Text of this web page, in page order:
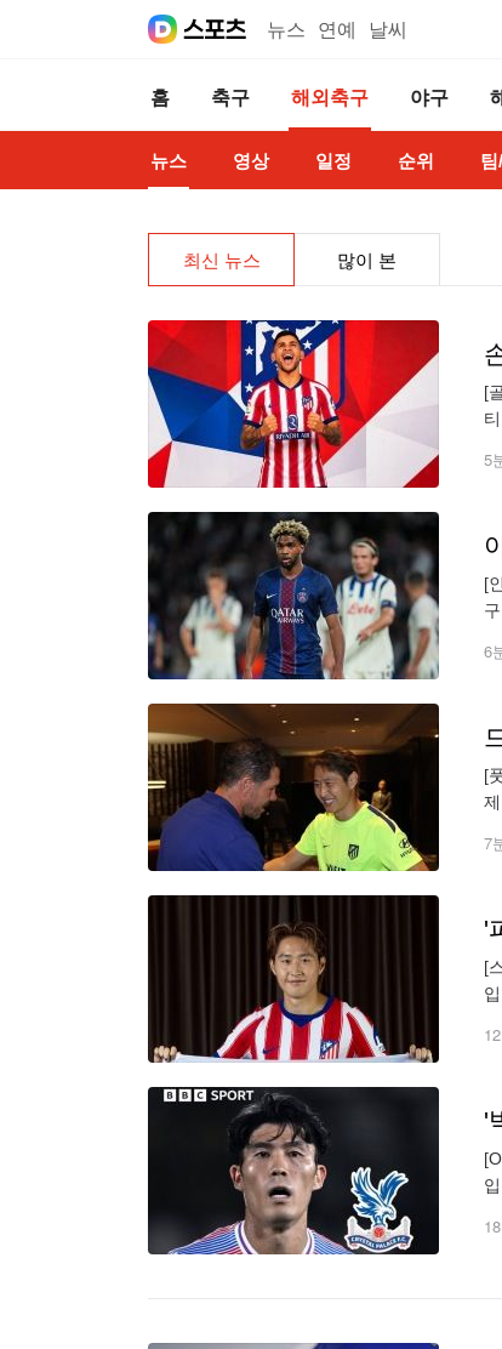
뉴스 연예 날씨
홈 축구 해외축구 야구
뉴스 영상 일정 순위
최신 뉴스 많이 본
[
5
[
6
[
7
[